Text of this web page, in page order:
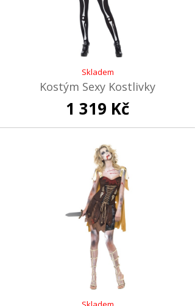
Skladem
Kostým Sexy Kostlivky
1 319 Kč